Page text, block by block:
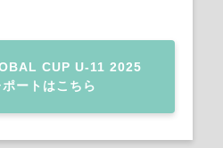
CUP U-11 2025
ートはこちら